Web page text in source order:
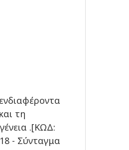
τη
.[ΚΩΔ:
- Σύνταγμα